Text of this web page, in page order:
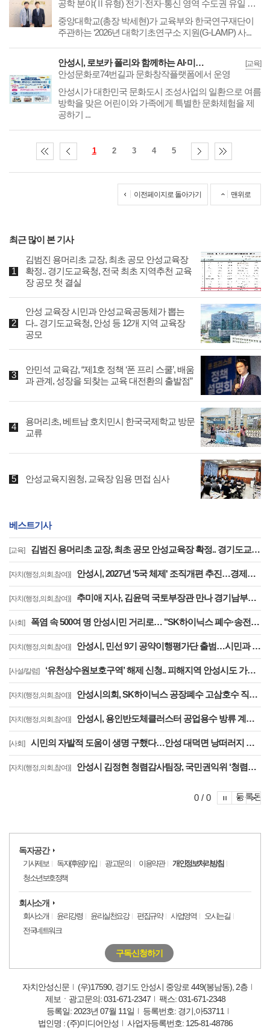
공학 분야(Ⅱ유형) 전기·전자·통신 영역 수도권 유일 선정… 5년간 연 50억 원 지원
​​​​​​​중앙대학교(총장 박세현)가 교육부와 한국연구재단이
주관하는 ‘2026년 대학기초연구소 지원(G-LAMP) 사...
[교육]
안성시, 로보카 폴리와 함께하는 AI·미디어 무료 체험
안성문화로74번길과 문화창작플랫폼에서 운영
​​​​​​​안성시가 대한민국 문화도시 조성사업의 일환으로 여름
방학을 맞은 어린이와 가족에게 특별한 문화체험을 제
공하기 ...
1 2 3 4 5
이전페이지로 돌아가기 맨위로
최근 많이 본 기사
김범진 용머리초 교장, 최초 공모 안성교육장
확정.. 경기도교육청, 전국 최초 지역추천 교육
장 공모 첫 결실
안성 교육장 시민과 안성교육공동체가 뽑는
다.. 경기도교육청, 안성 등 12개 지역 교육장
공모
안민석 교육감, “제1호 정책 ‘폰 프리 스쿨’, 배움
과 관계, 성장을 되찾는 교육 대전환의 출발점”
용머리초, 베트남 호치민시 한국국제학교 방문
교류
안성교육지원청, 교육장 임용 면접 심사
베스트기사
[교육] 김범진 용머리초 교장, 최초 공모 안성교육장 확정.. 경기도교육청, 전국 최초 지역추천 교육장 공모 첫 결실
[자치(행정,의회,참여)] 안성시, 2027년 '5국 체제' 조직개편 추진…경제문화국 신설·공도읍장 4급 격상
[자치(행정,의회,참여)] 추미애 지사, 김윤덕 국토부장관 만나 경기남부광역철도 등 40개 사업 국가철도망 반영 요청
[사회] 폭염 속 500여 명 안성시민 거리로… "SK하이닉스 폐수·송전선로·온실가스 대책 마련하라"
[자치(행정,의회,참여)] 안성시, 민선 9기 공약이행평가단 출범…시민과 함께하는 공약
[사설/칼럼] ‘유천상수원보호구역’ 해제 신청.. 피해지역 안성시도 가능 ‘명문화’ ..‘상수원관리규칙 개정’을 환영한다
[자치(행정,의회,참여)] 안성시의회, SK하이닉스 공장폐수 고삼호수 직방류 결사반대 결의대회 참석
[자치(행정,의회,참여)] 안성시, 용인반도체클러스터 공업용수 방류 계획 '제동'.. "안전대책 없는 시운전 안 된다"…용인시에 공식 보류 요청
[사회] 시민의 자발적 도움이 생명 구했다…안성 대덕면 낭떠러지 위 1톤 트럭 운전자 안전 구조
[자치(행정,의회,참여)] 안성시 김정현 청렴감사팀장, 국민권익위 ‘청렴교육 전문강사’ 최종 합격
등록된
0 / 0 포토
포토이
독자공간
기사제보 독자(후원)가입 광고문의 이용약관
개인정보처리방침
청소년보호정책
회사소개
회사소개 윤리강령 윤리실천요강 편집규약 사업영역
오시는길
전국네트워크
구독신청하기
자치안성신문
(우)17590, 경기도 안성시 중앙로 449(봉남동), 2층
제보ㆍ광고문의: 031-671-2347
팩스: 031-671-2348
등록일: 2023년 07월 11일
등록번호: 경기,아53711
법인명 : (주)미디어안성
사업자등록번호: 125-81-48786